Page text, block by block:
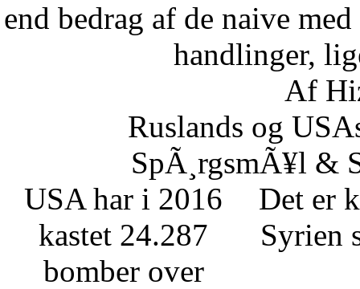
end bedrag af de naive
handlinger,
Af
Ruslands og
SpÃ¸rgsmÃ¥l &
Det er
Syrien
USA har i 2016
kastet 24.287
bomber over